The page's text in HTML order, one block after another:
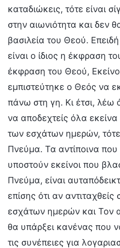
καταδιώκεις, τότε είναι
στην αιωνιότητα και δεν
βασιλεία του Θεού.
είναι ο ίδιος η έκφραση
έκφραση του Θεού,
εμπιστεύτηκε ο Θεός να
πάνω στη γη. Κι έτσι, λέω
να αποδεχτείς όλα
των εσχάτων ημερών,
Πνεύμα. Τα αντίποινα που
υποστούν εκείνοι που
Πνεύμα, είναι
επίσης ότι αν
εσχάτων ημερών και Τον
θα υπάρξει κανένας που
τις συνέπειες για